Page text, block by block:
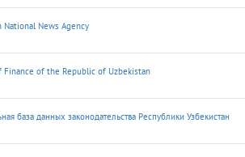
National News Agency
Finance of the Republic of Uzbekistan
база данных законодательства Республики Узбекистан